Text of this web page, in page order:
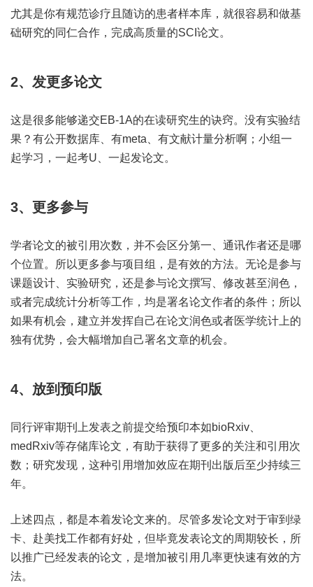
尤其是你有规范诊疗且随访的患者样本库，就很容易和做基
础研究的同仁合作，完成高质量的SCI论文。
2、发更多论文
这是很多能够递交EB-1A的在读研究生的诀窍。没有实验结
果？有公开数据库、有meta、有文献计量分析啊；小组一
起学习，一起考U、一起发论文。
3、更多参与
学者论文的被引用次数，并不会区分第一、通讯作者还是哪
个位置。所以更多参与项目组，是有效的方法。无论是参与
课题设计、实验研究，还是参与论文撰写、修改甚至润色，
或者完成统计分析等工作，均是署名论文作者的条件；所以
如果有机会，建立并发挥自己在论文润色或者医学统计上的
独有优势，会大幅增加自己署名文章的机会。
4、放到预印版
同行评审期刊上发表之前提交给预印本如bioRxiv、
medRxiv等存储库论文，有助于获得了更多的关注和引用次
数；研究发现，这种引用增加效应在期刊出版后至少持续三
年。
上述四点，都是本着发论文来的。尽管多发论文对于审到绿
卡、赴美找工作都有好处，但毕竟发表论文的周期较长，所
以推广已经发表的论文，是增加被引用几率更快速有效的方
法。